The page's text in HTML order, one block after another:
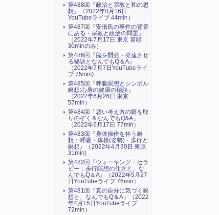
第488回『政治と宗教と和の思
想』（2022年8月16日
YouTubeライブ 44min）
第487回『安倍氏の事件の背景
にある・宗教と政治の問題』
（2022年7月17日 東京 冒頭
30minのみ）
第486回『脳を開発・発達させ
る秘訣となんでもQ＆A』
（2022年7月7日YouTubeライ
ブ 75min)
第485回『呼吸瞑想とシンボル
瞑想:心身の健康の秘訣』
（2022年6月26日 東京
57min）
第484回「悪い考え方の癖を取
りのぞく＆なんでもQ&A」
（2022年6月17日 77min）
第483回『身体操作を伴う瞑
想：呼吸・体操(姿勢)・歩行と
瞑想』（2022年4月30日 東京
31min)
第482回『ウォーキング・セラ
ピー：歩行瞑想の仕方と、な
んでもQ＆A』（2022年5月27
日YouTubeライブ 76min）
第481回『真の自分に気づく瞑
想と、なんでもQ＆A』（2022
年4月15日YouTubeライブ
72min）